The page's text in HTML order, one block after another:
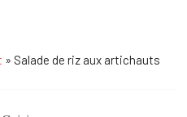
» Salade de riz aux artichauts